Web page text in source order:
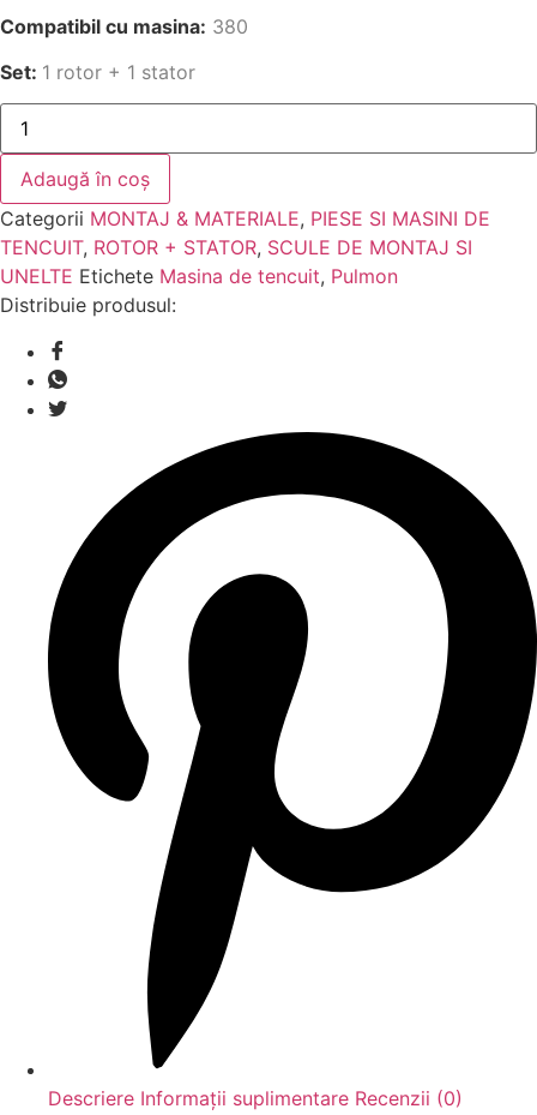
Compatibil cu masina: 380
Set: 1 rotor + 1 stator
Cantitate
Set
Rotor+Stator,
Pat
D8-
2
33
l/min
pentru
masina
tencuit
Adaugă în coș
Categorii MONTAJ & MATERIALE, PIESE SI MASINI DE
TENCUIT, ROTOR + STATOR, SCULE DE MONTAJ SI
UNELTE Etichete Masina de tencuit, Pulmon
Distribuie produsul:
Descriere Informații suplimentare Recenzii (0)